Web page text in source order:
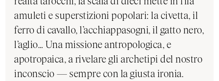
amuleti e superstizioni popolari: la civetta, il
ferro di cavallo, l’acchiappasogni, il gatto nero,
l’aglio… Una missione antropologica, e
apotropaica, a rivelare gli archetipi del nostro
inconscio — sempre con la giusta ironia.